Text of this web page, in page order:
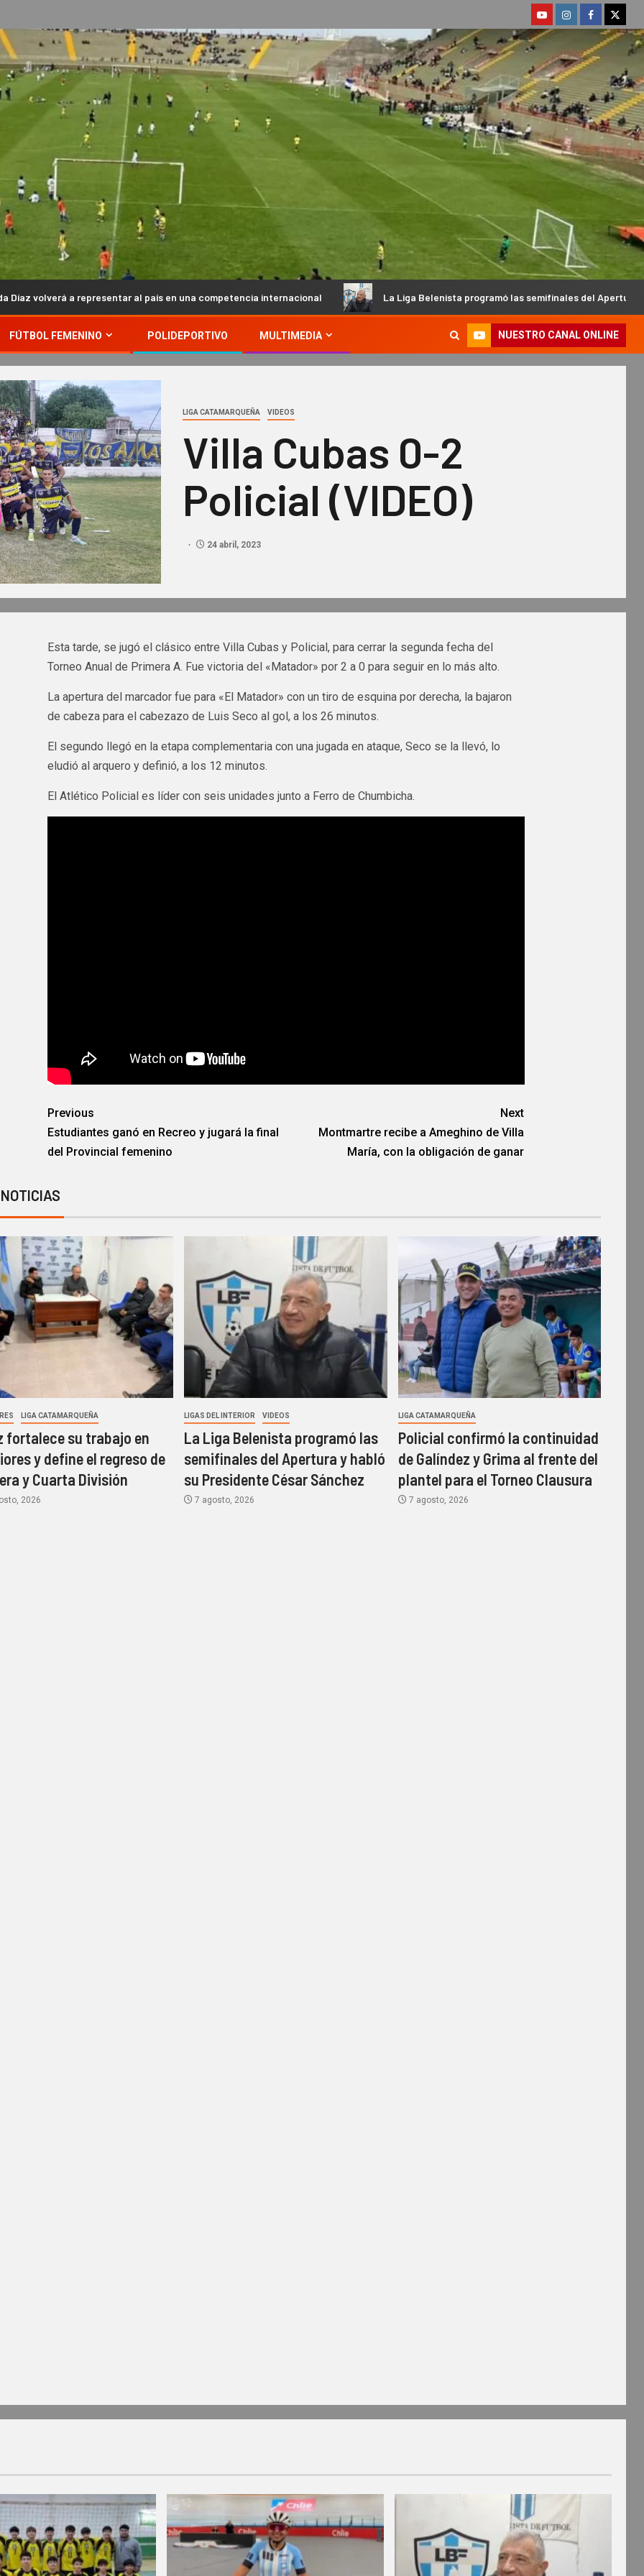
al país en una competencia internacional La Liga Belenista programó las semifinales del Apertura y habló su Presidente
FÚTBOL FEMENINO POLIDEPORTIVO MULTIMEDIA NUESTRO CANAL ONLINE
LIGA CATAMARQUEÑA VIDEOS
Villa Cubas 0-2
Policial (VIDEO)
24 abril, 2023
Esta tarde, se jugó el clásico entre Villa Cubas y Policial, para cerrar la segunda fecha del
Torneo Anual de Primera A. Fue victoria del «Matador» por 2 a 0 para seguir en lo más alto.
La apertura del marcador fue para «El Matador» con un tiro de esquina por derecha, la bajaron
de cabeza para el cabezazo de Luis Seco al gol, a los 26 minutos.
El segundo llegó en la etapa complementaria con una jugada en ataque, Seco se la llevó, lo
eludió al arquero y definió, a los 12 minutos.
El Atlético Policial es líder con seis unidades junto a Ferro de Chumbicha.
Previous
Estudiantes ganó en Recreo y jugará la final
del Provincial femenino
Next
Montmartre recibe a Ameghino de Villa
María, con la obligación de ganar
LIGA CATAMARQUEÑA
fortalece su trabajo en
y define el regreso de
y Cuarta División
2026
LIGAS DEL INTERIOR VIDEOS
La Liga Belenista programó las
semifinales del Apertura y habló
su Presidente César Sánchez
7 agosto, 2026
LIGA CATAMARQUEÑA
Policial confirmó la continuidad
de Galíndez y Grima al frente del
plantel para el Torneo Clausura
7 agosto, 2026